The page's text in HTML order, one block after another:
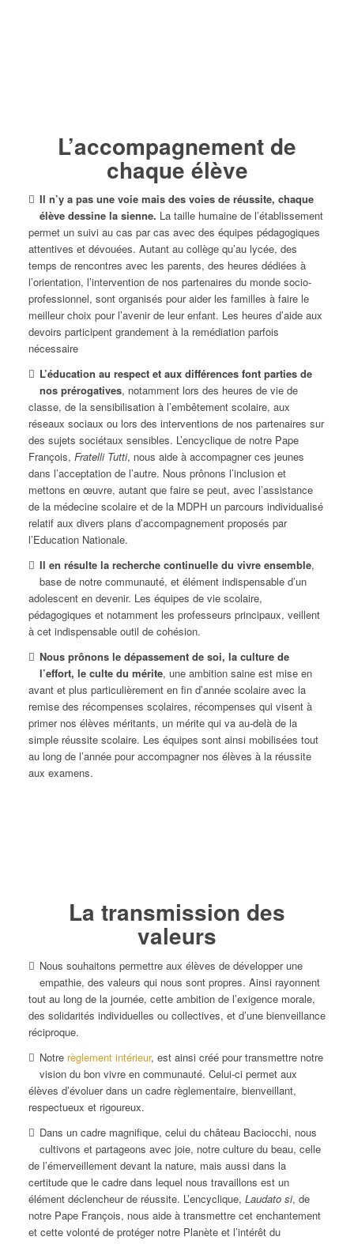
L’accompagnementde
chaque élève
Il n’y a pas une voie mais des voies de réussite, chaque
élève dessine la sienne. La taille humaine de l’établissement
permet un suivi au cas par cas avec des équipes pédagogiques
attentives et dévouées. Autant au collège qu’au lycée, des
temps de rencontres avec les parents, des heures dédiées à
l’orientation, l’intervention de nos partenaires du monde socio-
professionnel, sont organisés pour aider les familles à faire le
meilleur choix pour l’avenir de leur enfant. Les heures d’aide aux
devoirs participent grandement à la remédiation parfois
nécessaire
L’éducation au respect et aux différences font parties de
nos prérogatives, notamment lors des heures de vie de
classe, de la sensibilisation à l’embêtement scolaire, aux
réseaux sociaux ou lors des interventions de nos partenaires sur
des sujets sociétaux sensibles. L’encyclique de notre Pape
François, Fratelli Tutti, nous aide à accompagner ces jeunes
dans l’acceptation de l’autre. Nous prônons l’inclusion et
mettons en œuvre, autant que faire se peut, avec l’assistance
de la médecine scolaire et de la MDPH un parcours individualisé
relatif aux divers plans d’accompagnement proposés par
l’Education Nationale.
Il en résulte la recherche continuelle du vivre ensemble,
base de notre communauté, et élément indispensable d’un
adolescent en devenir. Les équipes de vie scolaire,
pédagogiques et notamment les professeurs principaux, veillent
à cet indispensable outil de cohésion.
Nous prônons le dépassement de soi, la culture de
l’effort, le culte du mérite, une ambition saine est mise en
avant et plus particulièrement en fin d’année scolaire avec la
remise des récompenses scolaires, récompenses qui visent à
primer nos élèves méritants, un mérite qui va au-delà de la
simple réussite scolaire. Les équipes sont ainsi mobilisées tout
au long de l’année pour accompagner nos élèves à la réussite
aux examens.
La transmission des
valeurs
Nous souhaitons permettre aux élèves de développer une
empathie, des valeurs qui nous sont propres. Ainsi rayonnent
tout au long de la journée, cette ambition de l’exigence morale,
des solidarités individuelles ou collectives, et d’une bienveillance
réciproque.
Notre règlement intérieur, est ainsi créé pour transmettre notre
vision du bon vivre en communauté. Celui-ci permet aux
élèves d’évoluer dans un cadre règlementaire, bienveillant,
respectueux et rigoureux.
Dans un cadre magnifique, celui du château Baciocchi, nous
cultivons et partageons avec joie, notre culture du beau, celle
de l’émerveillement devant la nature, mais aussi dans la
certitude que le cadre dans lequel nous travaillons est un
élément déclencheur de réussite. L’encyclique, Laudato si, de
notre Pape François, nous aide à transmettre cet enchantement
et cette volonté de protéger notre Planète et l’intérêt du